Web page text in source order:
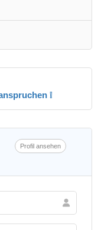
❕
Profil ansehen